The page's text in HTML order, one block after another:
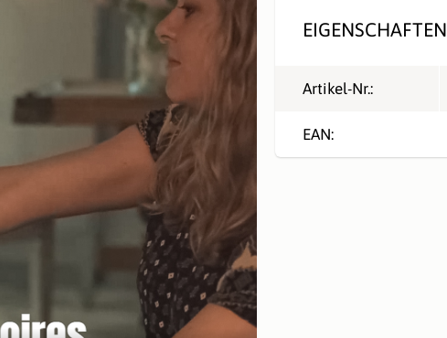
EIGENSCHAFTEN
Artikel-Nr.:
EAN: